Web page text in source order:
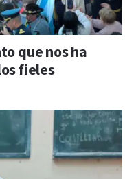
que nos ha
fieles